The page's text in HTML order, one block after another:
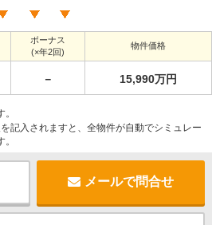
ボーナス
(×年2回)
物件価格
－ 15,990万円
記入されますと、全物件が自動でシミュレー
メールで問合せ